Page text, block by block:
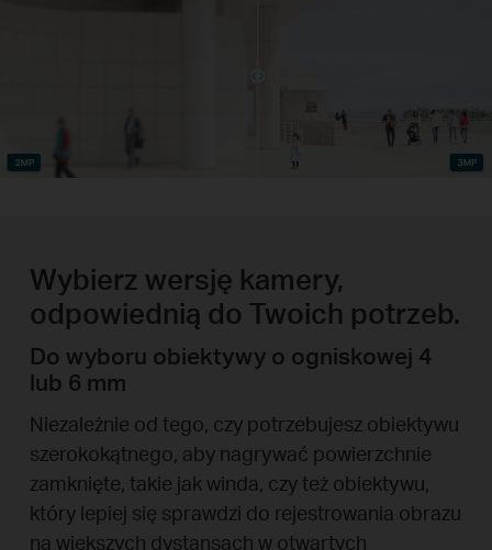
Wybierz wersję kamery,
odpowiednią do Twoich potrzeb.
Do wyboru obiektywy o ogniskowej 4
lub 6 mm
Niezależnie od tego, czy potrzebujesz obiektywu
szerokokątnego, aby nagrywać powierzchnie
zamknięte, takie jak winda, czy też obiektywu,
który lepiej się sprawdzi do rejestrowania obrazu
na większych dystansach w otwartych